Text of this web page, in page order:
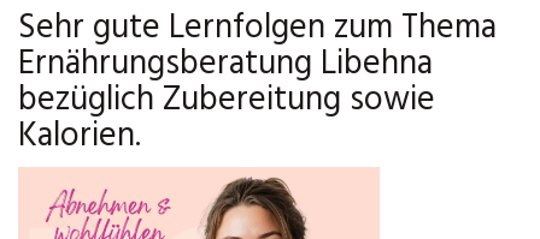
Sehr gute Lernfolgen zum Thema
Ernährungsberatung Libehna
bezüglich Zubereitung sowie
Kalorien.